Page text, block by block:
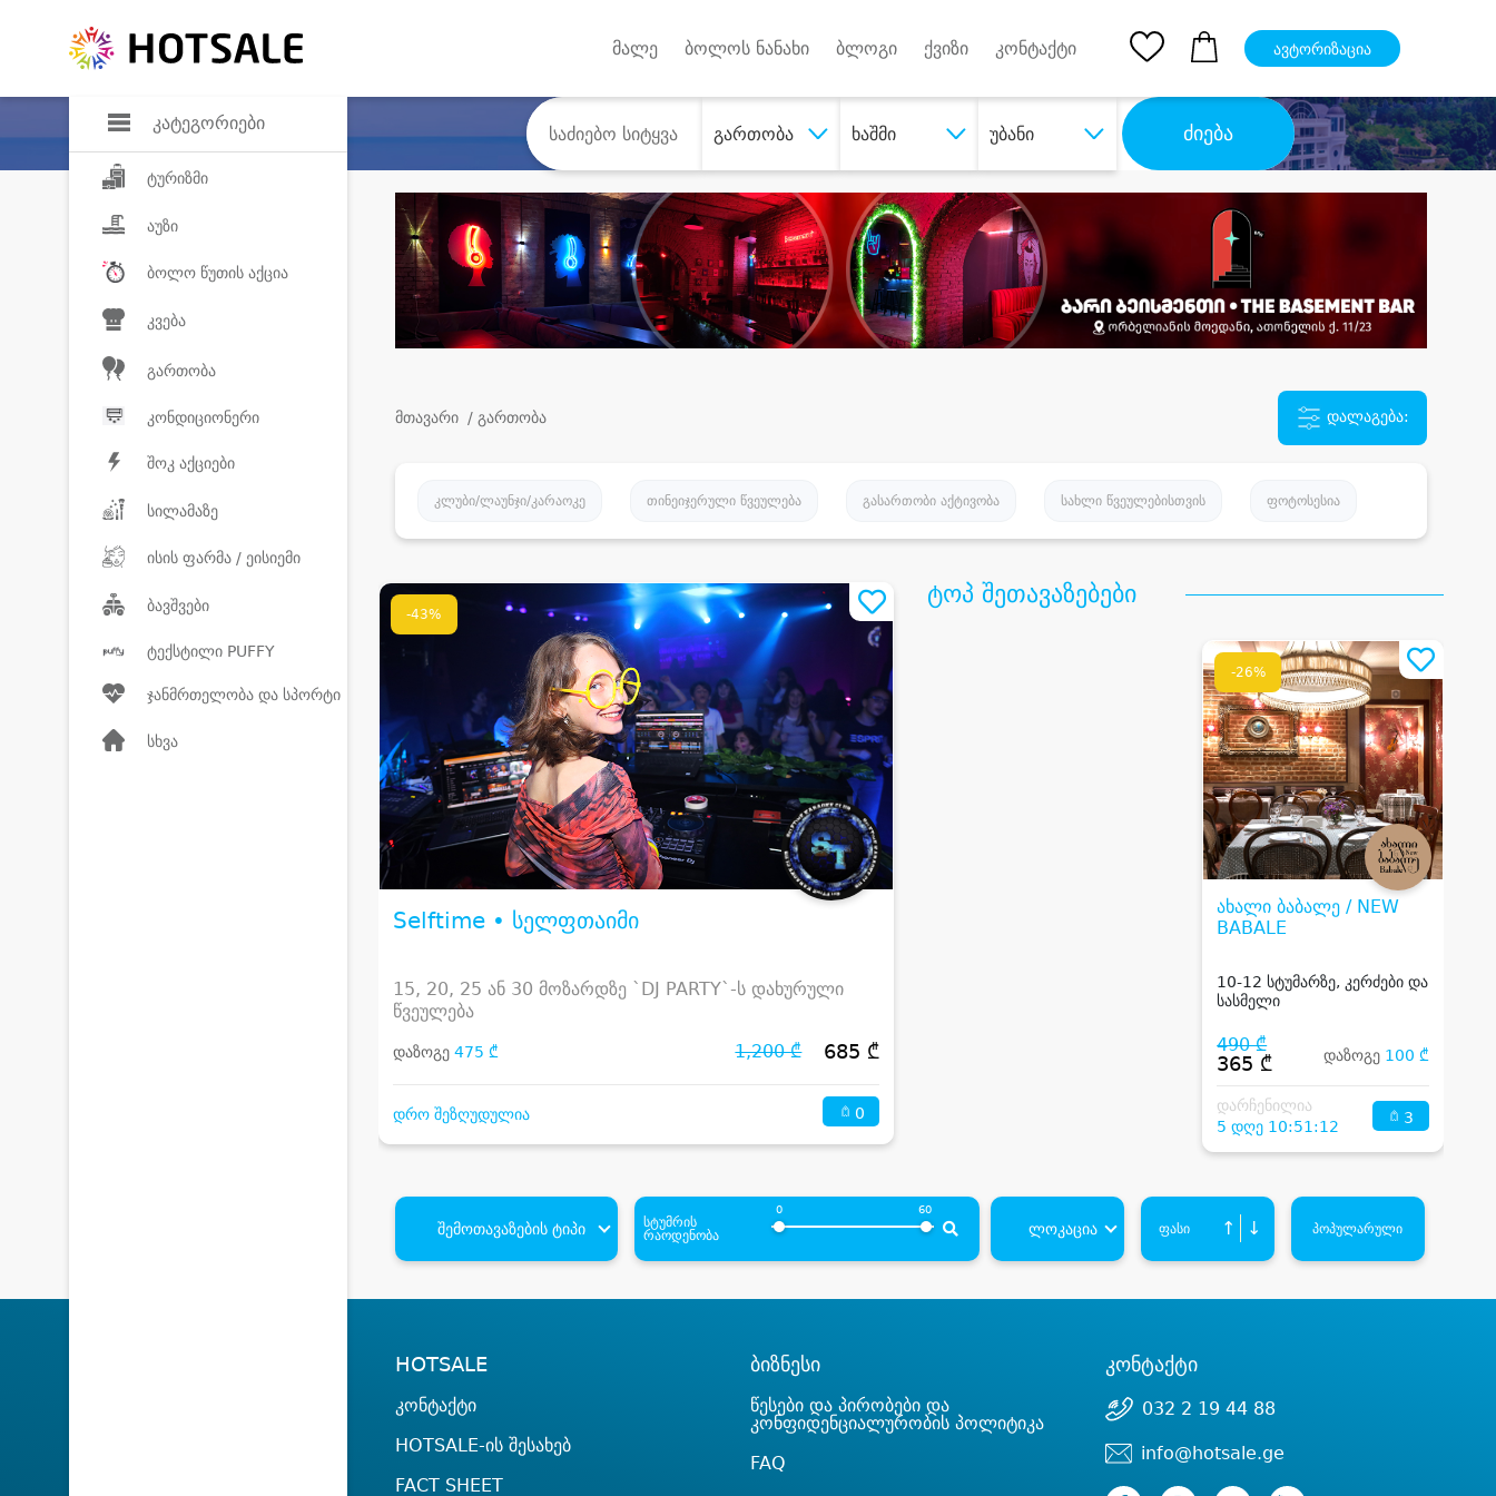
კატეგორიები
ტურიზმი
აუზი
ბოლო წუთის აქცია
კვება
გართობა
კონდიციონერი
შოკ აქციები
სილამაზე
ისის ფარმა / ეისიემი
ბავშვები
ტექსტილი PUFFY
ჯანმრთელობა და სპორტი
სხვა
მალე ბოლოს ნანახი ბლოგი ქვიზი კონტაქტი ავტორიზაცია
გართობა ხაშმი უბანი ძიება
მთავარი / გართობა დალაგება:
კლუბი/ლაუნჯი/კარაოკე თინეიჯერული წვეულება გასართობი აქტივობა სახლი წვეულებისთვის ფოტოსესია
-43%
Selftime • სელფთაიმი
15, 20, 25 ან 30 მოზარდზე `DJ PARTY`-ს დახურული
წვეულება
დაზოგე 475 ₾ 1,200 ₾ 685 ₾
დრო შეზღუდულია 0
ტოპ შეთავაზებები
-26%
ახალი ბაბალე / NEW
BABALE
10-12 სტუმარზე, კერძები და
სასმელი
490 ₾
365 ₾ დაზოგე 100 ₾
დარჩენილია
5 დღე 10:51:12
3
შემოთავაზების ტიპი
სტუმრის
რაოდენობა
0 60
ლოკაცია ფასი ↑ ↓ პოპულარული
HOTSALE
კონტაქტი
HOTSALE-ის შესახებ
FACT SHEET
ბიზნესი
წესები და პირობები და
კონფიდენციალურობის პოლიტიკა
FAQ
კონტაქტი
032 2 19 44 88
info@hotsale.ge